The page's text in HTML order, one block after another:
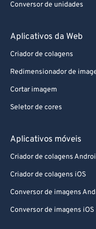
Conversor de unidades
Aplicativos da Web
Criador de colagens
Redimensionador de
Cortar imagem
Seletor de cores
Aplicativos móveis
Criador de colagens
Criador de colagens iOS
Conversor de imagens
Conversor de imagens iOS